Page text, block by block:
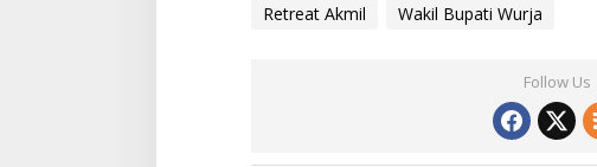
Retreat Akmil
Wakil Bupati Wurja
Follow Us